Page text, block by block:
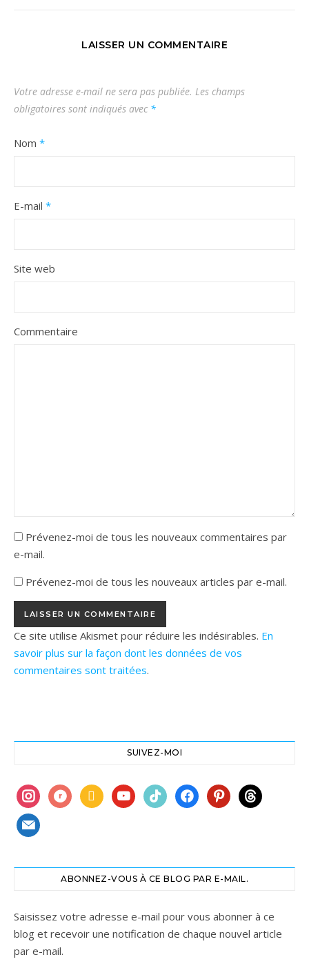
LAISSER UN COMMENTAIRE
Votre adresse e-mail ne sera pas publiée. Les champs
obligatoires sont indiqués avec *
Nom *
E-mail *
Site web
Commentaire
Prévenez-moi de tous les nouveaux commentaires par
e-mail.
Prévenez-moi de tous les nouveaux articles par e-mail.
Ce site utilise Akismet pour réduire les indésirables. En
savoir plus sur la façon dont les données de vos
commentaires sont traitées.
SUIVEZ-MOI
instagram
ravelrybook youtubetiktokfacebookpinterest
threads
mail
ABONNEZ-VOUS À CE BLOG PAR E-MAIL.
Saisissez votre adresse e-mail pour vous abonner à ce
blog et recevoir une notification de chaque nouvel article
par e-mail.